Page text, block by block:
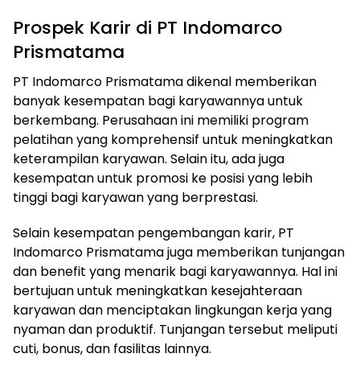
Prospek Karir di PT Indomarco
Prismatama
PT Indomarco Prismatama dikenal memberikan
banyak kesempatan bagi karyawannya untuk
berkembang. Perusahaan ini memiliki program
pelatihan yang komprehensif untuk meningkatkan
keterampilan karyawan. Selain itu, ada juga
kesempatan untuk promosi ke posisi yang lebih
tinggi bagi karyawan yang berprestasi.
Selain kesempatan pengembangan karir, PT
Indomarco Prismatama juga memberikan tunjangan
dan benefit yang menarik bagi karyawannya. Hal ini
bertujuan untuk meningkatkan kesejahteraan
karyawan dan menciptakan lingkungan kerja yang
nyaman dan produktif. Tunjangan tersebut meliputi
cuti, bonus, dan fasilitas lainnya.